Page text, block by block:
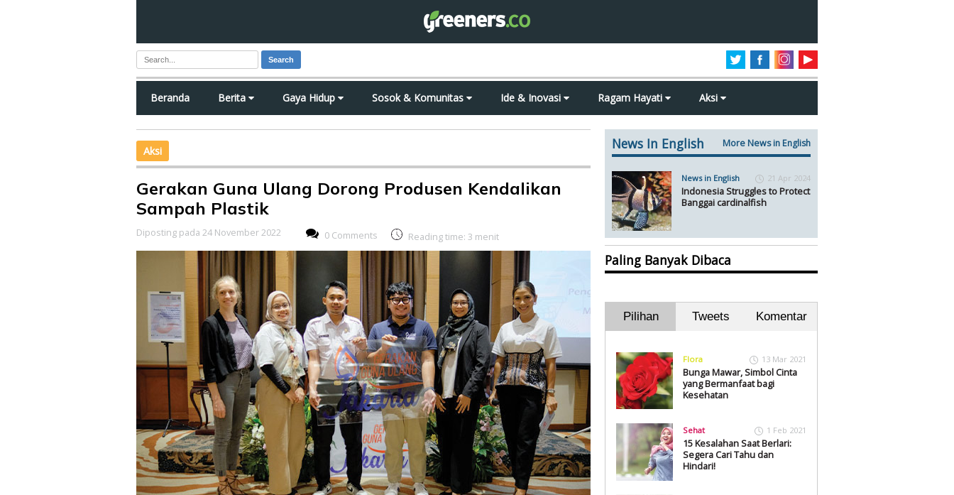
Search
Beranda Berita Gaya Hidup Sosok & Komunitas Ide & Inovasi Ragam Hayati Aksi
Aksi
Gerakan Guna Ulang Dorong Produsen Kendalikan
Sampah Plastik
Diposting pada 24 November 2022 0 Comments Reading time: 3 menit
News In English More News in English
News in English 21 Apr 2024
Indonesia Struggles to Protect
Banggai cardinalfish
Paling Banyak Dibaca
Pilihan Tweets Komentar
Flora 13 Mar 2021
Bunga Mawar, Simbol Cinta
yang Bermanfaat bagi
Kesehatan
Sehat 1 Feb 2021
15 Kesalahan Saat Berlari:
Segera Cari Tahu dan
Hindari!